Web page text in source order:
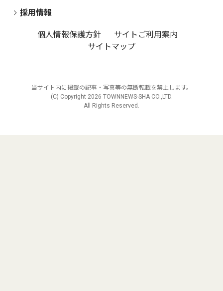
採用情報
個人情報保護方針
サイトご利用案内
サイトマップ
当サイト内に掲載の記事・写真等の無断転載を禁止します。
(C) Copyright 2026 TOWNNEWS-SHA CO.,LTD.
All Rights Reserved.